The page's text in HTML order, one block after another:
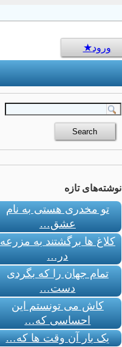
ورود
نوشته‌های تازه
تو مخدری هستی به نام
عشق…
کلاغ ها برگشتند به مزرعه
در…
تمام جهان را که بگردی
دست…
کاش می تونستم این
احساسی که…
یک بار آن وقت ها که…